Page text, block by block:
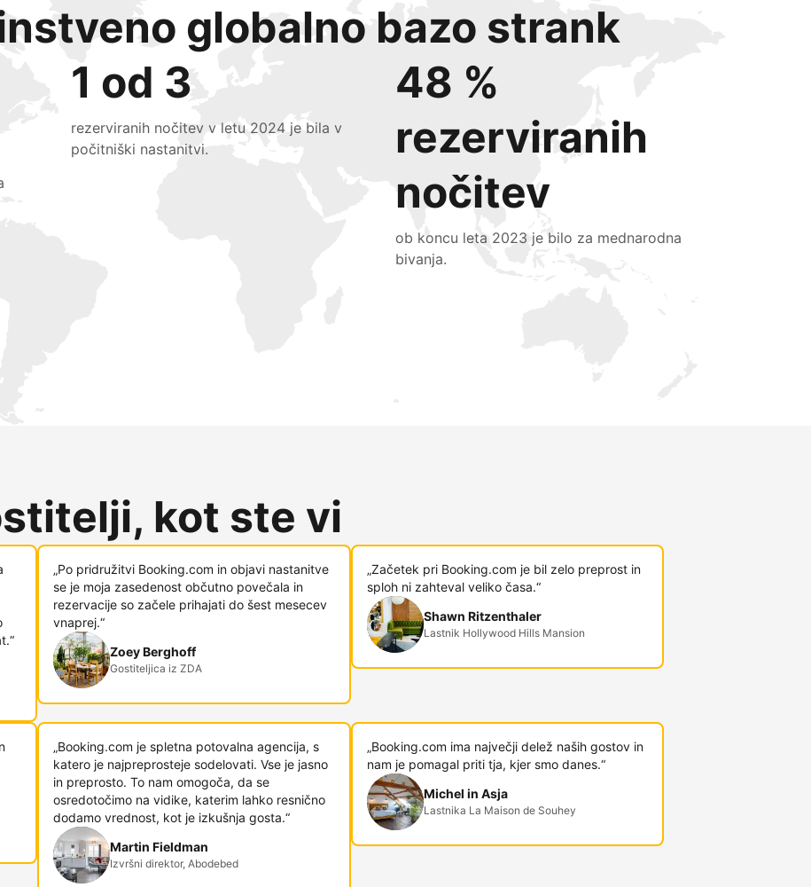
globalno bazo strank
1 od 3
rezerviranih nočitev v letu 2024 je bila v
počitniški nastanitvi.
48 %
rezerviranih
nočitev
ob koncu leta 2023 je bilo za mednarodna
bivanja.
kot ste vi
„Po pridružitvi Booking.com in objavi nastanitve
se je moja zasedenost občutno povečala in
rezervacije so začele prihajati do šest mesecev
vnaprej.“
Zoey Berghoff
Gostiteljica iz ZDA
„Začetek pri Booking.com je bil zelo preprost in
sploh ni zahteval veliko časa.“
Shawn Ritzenthaler
Lastnik Hollywood Hills Mansion
„Booking.com je spletna potovalna agencija, s
katero je najpreprosteje sodelovati. Vse je jasno
in preprosto. To nam omogoča, da se
osredotočimo na vidike, katerim lahko resnično
dodamo vrednost, kot je izkušnja gosta.“
Martin Fieldman
Izvršni direktor, Abodebed
„Booking.com ima največji delež naših gostov in
nam je pomagal priti tja, kjer smo danes.“
Michel in Asja
Lastnika La Maison de Souhey